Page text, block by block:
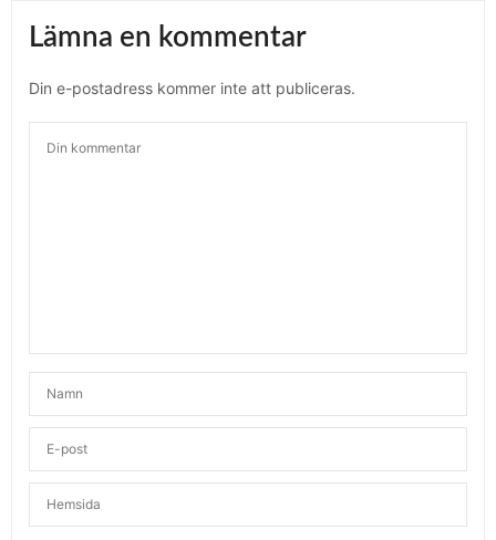
Lämna en kommentar
Din e-postadress kommer inte att publiceras.